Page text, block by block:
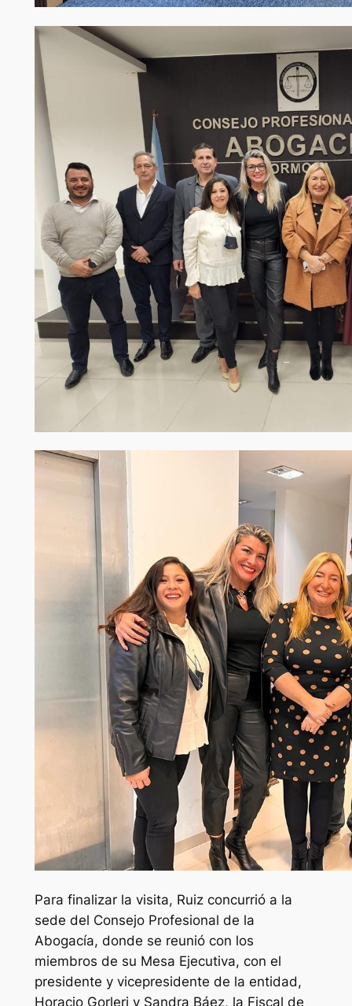
Para finalizar la visita, Ruiz concurrió a la
sede del Consejo Profesional de la
Abogacía, donde se reunió con los
miembros de su Mesa Ejecutiva, con el
presidente y vicepresidente de la entidad,
Horacio Gorleri y Sandra Báez, la Fiscal de